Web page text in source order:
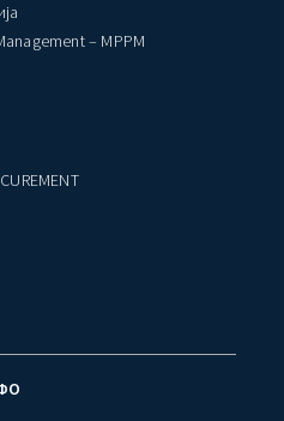
– MPPM